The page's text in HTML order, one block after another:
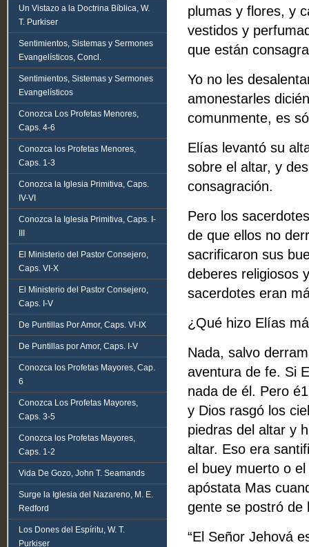
plumas y flores, y
vestidos y
que están
Yo no les
amonestarles
comunmente, es
Elías levantó su
sobre el altar, y
consagración.
Pero los
de que ellos no
sacrificaron sus
deberes religiosos
sacerdotes eran
¿Qué hizo Elías
Nada, salvo
aventura de fe. Si
nada de él. Pero
y Dios rasgó los
piedras del altar y
altar. Eso era
el buey muerto o
apóstata Mas
gente se postró de
“El Señor Jehová
Un Vistazo a la Doctrina Bíblica, W.
T. Purkiser
Sentimientos, Sistemas y Sermones
Evangelísticos, Concl.
Sentimientos, Sistemas y Sermones
Evangelísticos
Conozca Los Profetas Menores,
Caps. 4-6
Conozca los Profetas Menores,
Caps. 1-3
Conozca la Iglesia Primitiva, Caps.
IV-VI
Conozca la Iglesia Primitiva, Caps. I-
El Ministerio del Pastor Consejero,
Caps. VI-X
El Ministerio del Pastor Consejero,
Caps. I-V
De Puntillas Por Amor, Caps. VI-IX
De Puntillas por Amor, Caps. I-V
Conozca los Profetas Mayores, Cap.
6
Conozca Los Profetas Mayores,
Caps. 3-5
Conozca los Profetas Mayores,
Caps. 1-2
Vida De Gozo, John T. Seamands
Surge la Iglesia del Nazareno, M. E.
Redford
Los Dones del Espíritu, W. T.
Purkiser